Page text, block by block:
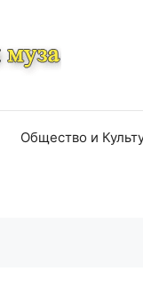
Общество и